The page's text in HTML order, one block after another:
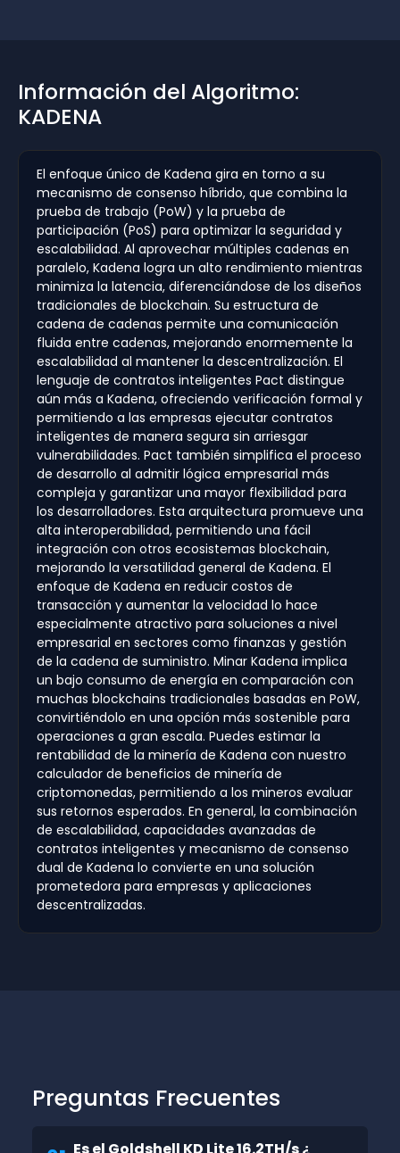
Información del Algoritmo:
KADENA
El enfoque único de Kadena gira en torno a su
mecanismo de consenso híbrido, que combina la
prueba de trabajo (PoW) y la prueba de
participación (PoS) para optimizar la seguridad y
escalabilidad. Al aprovechar múltiples cadenas en
paralelo, Kadena logra un alto rendimiento mientras
minimiza la latencia, diferenciándose de los diseños
tradicionales de blockchain. Su estructura de
cadena de cadenas permite una comunicación
fluida entre cadenas, mejorando enormemente la
escalabilidad al mantener la descentralización. El
lenguaje de contratos inteligentes Pact distingue
aún más a Kadena, ofreciendo verificación formal y
permitiendo a las empresas ejecutar contratos
inteligentes de manera segura sin arriesgar
vulnerabilidades. Pact también simplifica el proceso
de desarrollo al admitir lógica empresarial más
compleja y garantizar una mayor flexibilidad para
los desarrolladores. Esta arquitectura promueve una
alta interoperabilidad, permitiendo una fácil
integración con otros ecosistemas blockchain,
mejorando la versatilidad general de Kadena. El
enfoque de Kadena en reducir costos de
transacción y aumentar la velocidad lo hace
especialmente atractivo para soluciones a nivel
empresarial en sectores como finanzas y gestión
de la cadena de suministro. Minar Kadena implica
un bajo consumo de energía en comparación con
muchas blockchains tradicionales basadas en PoW,
convirtiéndolo en una opción más sostenible para
operaciones a gran escala. Puedes estimar la
rentabilidad de la minería de Kadena con nuestro
calculador de beneficios de minería de
criptomonedas, permitiendo a los mineros evaluar
sus retornos esperados. En general, la combinación
de escalabilidad, capacidades avanzadas de
contratos inteligentes y mecanismo de consenso
dual de Kadena lo convierte en una solución
prometedora para empresas y aplicaciones
descentralizadas.
Preguntas Frecuentes